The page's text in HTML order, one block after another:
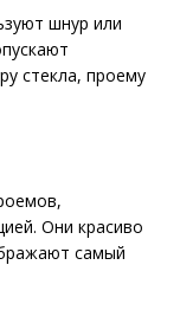
шнур или
стекла, проему
Они красиво
самый